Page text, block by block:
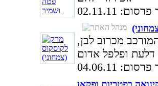
02.11.11
מכרוב לבן,
04.06.11